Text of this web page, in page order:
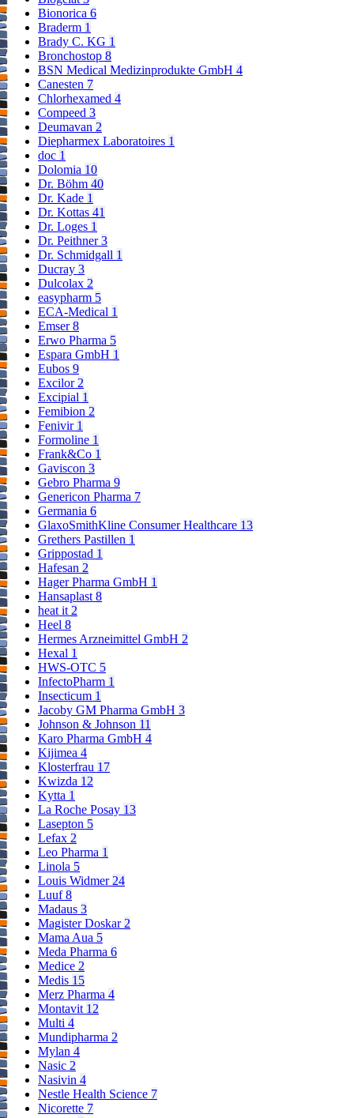
Bionorica 6
Braderm 1
Brady C. KG 1
Bronchostop 8
BSN Medical Medizinprodukte GmbH 4
Canesten 7
Chlorhexamed 4
Compeed 3
Deumavan 2
Diepharmex Laboratoires 1
doc 1
Dolomia 10
Dr. Böhm 40
Dr. Kade 1
Dr. Kottas 41
Dr. Loges 1
Dr. Peithner3
Dr. Schmidgall 1
Ducray 3
Dulcolax 2
easypharm 5
ECA-Medical 1
Emser8
Erwo Pharma 5
Espara GmbH 1
Eubos 9
Excilor2
Excipial 1
Femibion 2
Fenivir 1
Formoline 1
Frank&Co 1
Gaviscon 3
Gebro Pharma 9
Genericon Pharma 7
Germania 6
GlaxoSmithKline Consumer Healthcare 13
Grethers Pastillen 1
Grippostad 1
Hafesan 2
Hager Pharma GmbH 1
Hansaplast8
heat it2
Heel 8
Hermes Arzneimittel GmbH 2
Hexal 1
HWS-OTC 5
InfectoPharm 1
Insecticum 1
Jacoby GM Pharma GmbH 3
Johnson & Johnson 11
Karo Pharma GmbH 4
Kijimea 4
Klosterfrau 17
Kwizda 12
Kytta 1
La Roche Posay 13
Lasepton 5
Lefax 2
Leo Pharma 1
Linola 5
Louis Widmer24
Luuf8
Madaus 3
Magister Doskar2
Mama Aua 5
Meda Pharma 6
Medice 2
Medis 15
Merz Pharma 4
Montavit 12
Multi 4
Mundipharma 2
Mylan 4
Nasic 2
Nasivin 4
Nestle Health Science 7
Nicorette 7